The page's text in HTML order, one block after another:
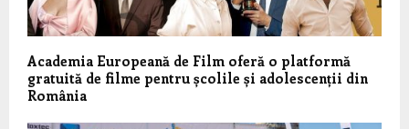
Academia Europeană de Film oferă o platformă
gratuită de filme pentru școlile și adolescenții din
România